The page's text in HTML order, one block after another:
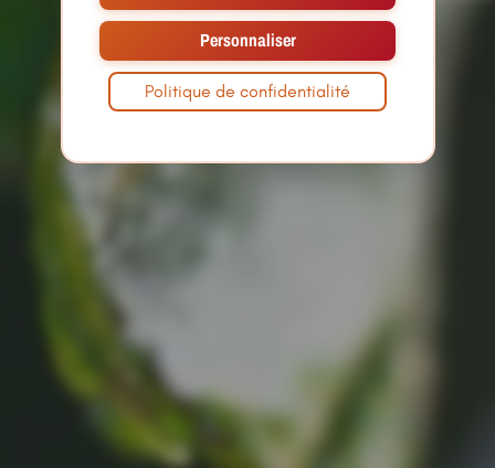
Personnaliser
Politique de confidentialité